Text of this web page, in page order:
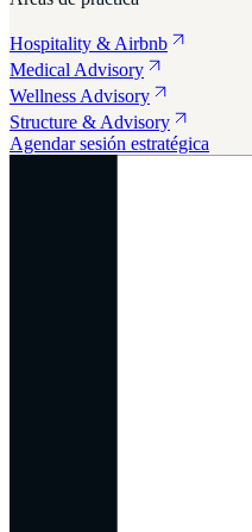
Hospitality & Airbnb
Medical Advisory
Wellness Advisory
Structure & Advisory
Agendar sesión estratégica